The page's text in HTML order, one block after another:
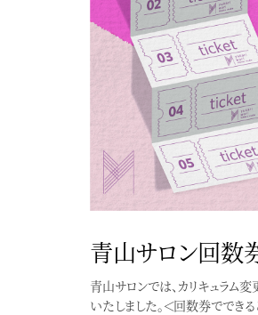
青山サロン回数
青山サロンでは、カリキュラム
いたしました。＜回数券ででき
オンラインで完結する着物着付